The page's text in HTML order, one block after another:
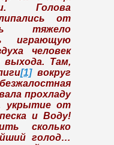
Голова
от
тяжело
играющую
человек
выхода. Там,
[1]вокруг
прохладу
укрытие от
и Воду!
сколько
голод…